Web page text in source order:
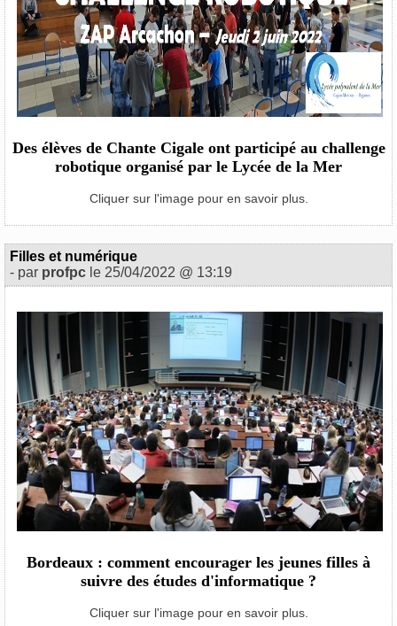
Des élèves de Chante Cigale ont participé au challenge
robotique organisé par le Lycée de la Mer
Cliquer sur l'image pour en savoir plus.
Filles et numérique
- par profpc le 25/04/2022 @ 13:19
Bordeaux : comment encourager les jeunes filles à
suivre des études d'informatique ?
Cliquer sur l'image pour en savoir plus.